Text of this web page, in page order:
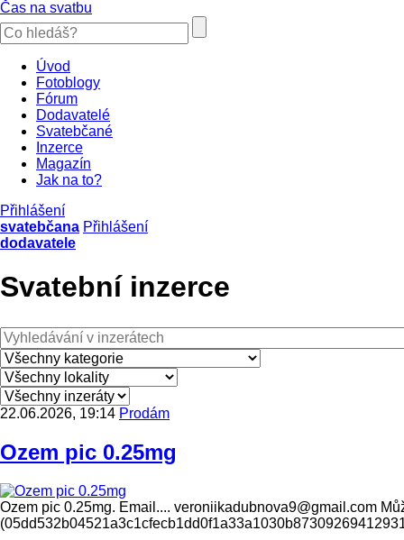
Čas na svatbu
Úvod
Fotoblogy
Fórum
Dodavatelé
Svatebčané
Inzerce
Magazín
Jak na to?
Přihlášení
svatebčana Přihlášení
dodavatele
Svatební inzerce
22.06.2026, 19:14 Prodám
Ozem pic 0.25mg
Ozem pic 0.25mg. Email.... veroniikadubnova9@gmail.com